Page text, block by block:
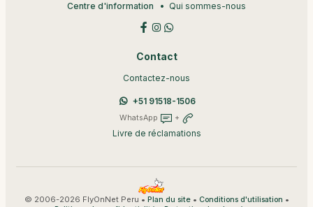
Centre d'information Qui sommes-nous
Contact
Contactez-nous
+51 91518-1506
WhatsApp +
Livre de réclamations
© 2006-2026 FlyOnNet Peru • Plan du site• Conditions d'utilisation •